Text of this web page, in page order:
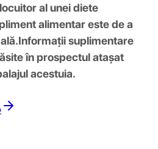
al unei diete
alimentar este de a
Informații suplimentare
în prospectul atașat
acestuia.